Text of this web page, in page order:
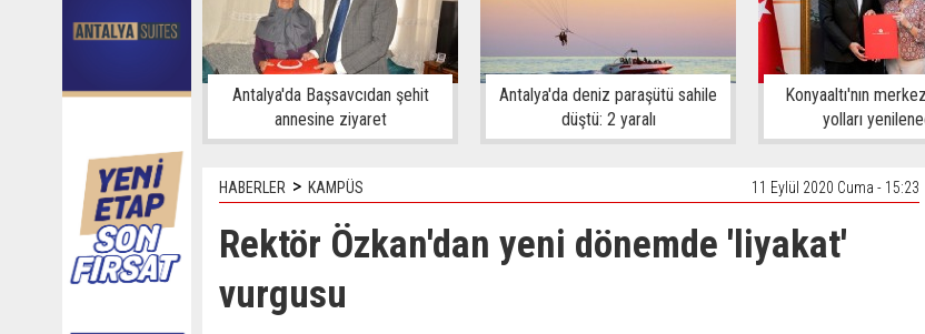
Antalya'da Başsavcıdan şehit
annesine ziyaret
Antalya'da deniz paraşütü sahile
düştü: 2 yaralı
Konyaaltı'nın
yolları
HABERLER > KAMPÜS 11 Eylül 2020 Cuma - 15:23
Rektör Özkan'dan yeni dönemde 'liyakat'
vurgusu